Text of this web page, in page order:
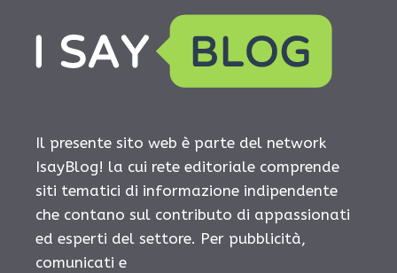
Il presente sito web è parte del network
IsayBlog! la cui rete editoriale comprende
siti tematici di informazione indipendente
che contano sul contributo di appassionati
ed esperti del settore. Per pubblicità,
comunicati e